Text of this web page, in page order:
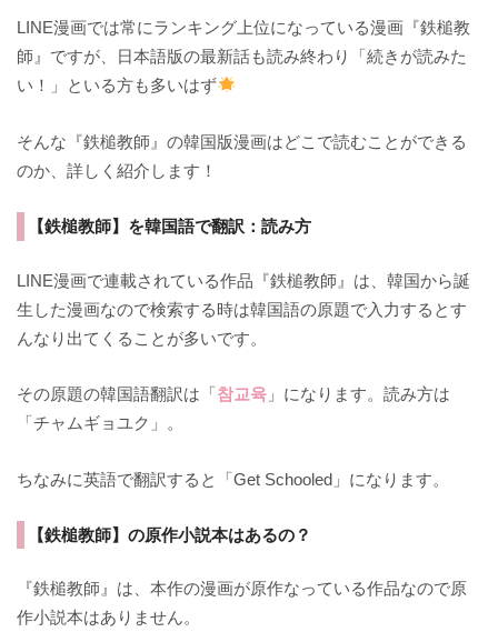
LINE漫画では常にランキング上位になっている漫画『鉄槌教
師』ですが、日本語版の最新話も読み終わり「続きが読みた
い！」といる方も多いはず
そんな『鉄槌教師』の韓国版漫画はどこで読むことができる
のか、詳しく紹介します！
【鉄槌教師】を韓国語で翻訳：読み方
LINE漫画で連載されている作品『鉄槌教師』は、韓国から誕
生した漫画なので検索する時は韓国語の原題で入力するとす
んなり出てくることが多いです。
その原題の韓国語翻訳は「참교육 」になります。読み方は
「チャムギョユク」。
ちなみに英語で翻訳すると「Get Schooled 」になります。
【鉄槌教師】の原作小説本はあるの？
『鉄槌教師』は、本作の漫画が原作なっている作品なので原
作小説本はありません。